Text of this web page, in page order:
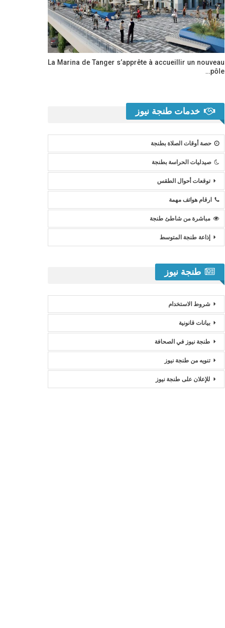
La Marina de Tanger s’apprête à accueillir un nouveau
pôle…
خدمات طنجة نيوز
حصة أوقات الصلاة بطنجة
صيدليات الحراسة بطنجة
توقعات أحوال الطقس
ارقام هواتف مهمة
مباشرة من شاطئ طنجة
إذاعة طنجة المتوسط
طنجة نيوز
شروط الاستخدام
بيانات قانونية
طنجة نيوز في الصحافة
تنويه من طنجة نيوز
للإعلان على طنجة نيوز